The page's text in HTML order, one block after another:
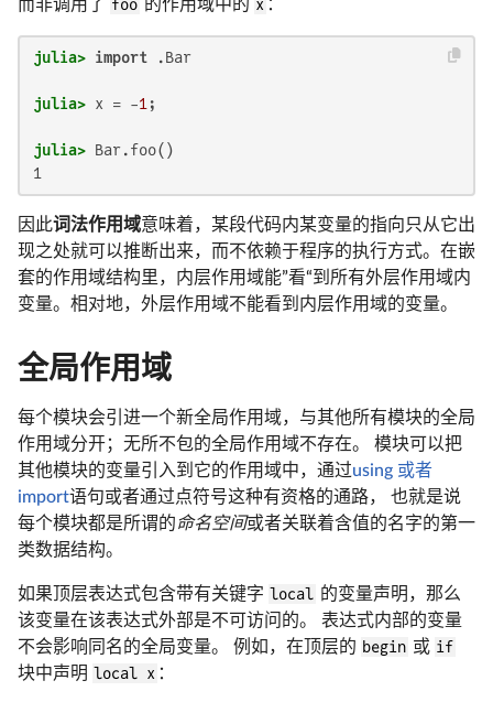
而非调用了 foo 的作用域中的 x ：
julia> import
julia> x = -1
julia>
1
因此词法作用域意味着，某段代码内某变量的指向只从它出
现之处就可以推断出来，而不依赖于程序的执行方式。在嵌
套的作用域结构里，内层作用域能”看“到所有外层作用域内
变量。相对地，外层作用域不能看到内层作用域的变量。
全局作用域
每个模块会引进一个新全局作用域，与其他所有模块的全局
作用域分开；无所不包的全局作用域不存在。 模块可以把
其他模块的变量引入到它的作用域中，通过using 或者
import语句或者通过点符号这种有资格的通路， 也就是说
每个模块都是所谓的命名空间或者关联着含值的名字的第一
类数据结构。
如果顶层表达式包含带有关键字 local 的变量声明，那么
该变量在该表达式外部是不可访问的。 表达式内部的变量
不会影响同名的全局变量。 例如，在顶层的 begin 或 if
块中声明 local x ：